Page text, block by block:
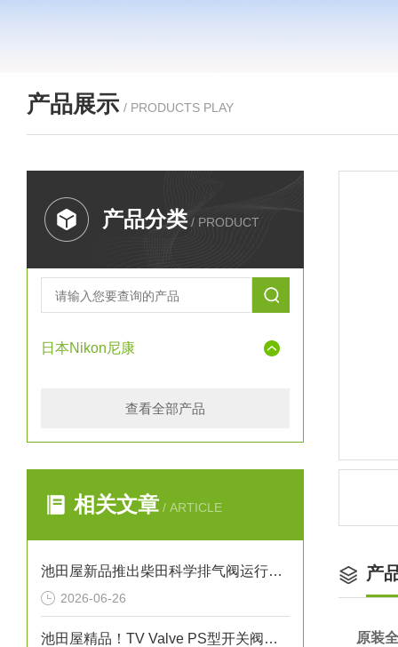
产品展示 / PRODUCTS PLAY
产品分类 / PRODUCT
日本Nikon尼康
查看全部产品
相关文章 / ARTICLE
池田屋新品推出柴田科学排气阀运行气密性测试装置 EXV-02 参数介绍
2026-06-26
池田屋精品！TV Valve PS型开关阀（截止阀）参数介绍
产
原装